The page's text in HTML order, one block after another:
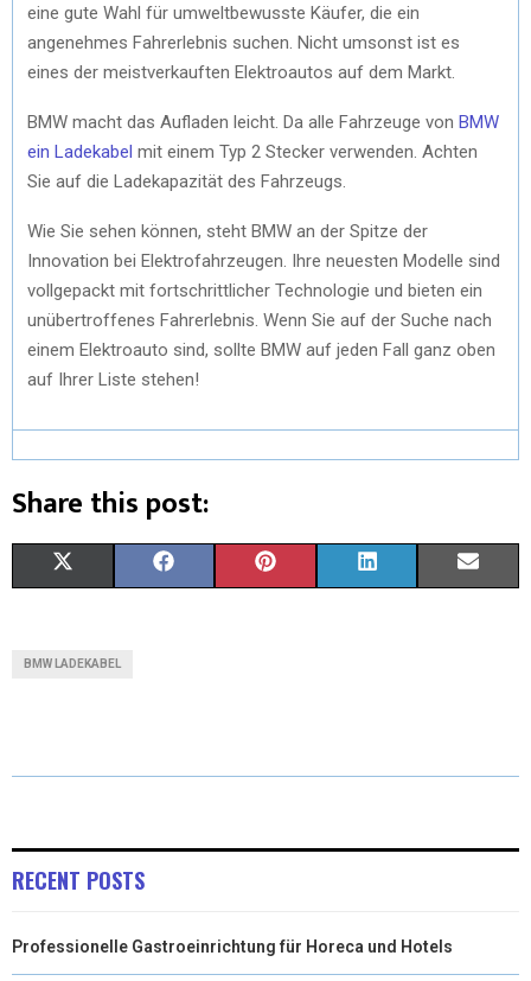
eine gute Wahl für umweltbewusste Käufer, die ein
angenehmes Fahrerlebnis suchen. Nicht umsonst ist es
eines der meistverkauften Elektroautos auf dem Markt.
BMW macht das Aufladen leicht. Da alle Fahrzeuge von BMW
ein Ladekabel mit einem Typ 2 Stecker verwenden. Achten
Sie auf die Ladekapazität des Fahrzeugs.
Wie Sie sehen können, steht BMW an der Spitze der
Innovation bei Elektrofahrzeugen. Ihre neuesten Modelle sind
vollgepackt mit fortschrittlicher Technologie und bieten ein
unübertroffenes Fahrerlebnis. Wenn Sie auf der Suche nach
einem Elektroauto sind, sollte BMW auf jeden Fall ganz oben
auf Ihrer Liste stehen!
Share this post:
T
)
O R D
BMW LADEKABEL
RECENT POSTS
Professionelle Gastroeinrichtung für Horeca und Hotels